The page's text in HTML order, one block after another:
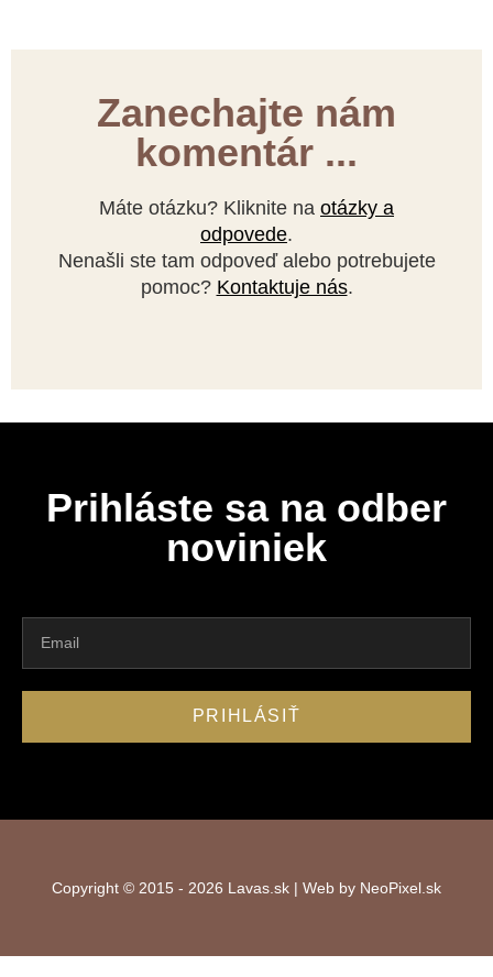
Zanechajte nám
komentár ...
Máte otázku? Kliknite na otázky a
odpovede.
Nenašli ste tam odpoveď alebo potrebujete
pomoc? Kontaktuje nás.
Prihláste sa na odber
noviniek
PRIHLÁSIŤ
Copyright © 2015 - 2026 Lavas.sk | Web by NeoPixel.sk